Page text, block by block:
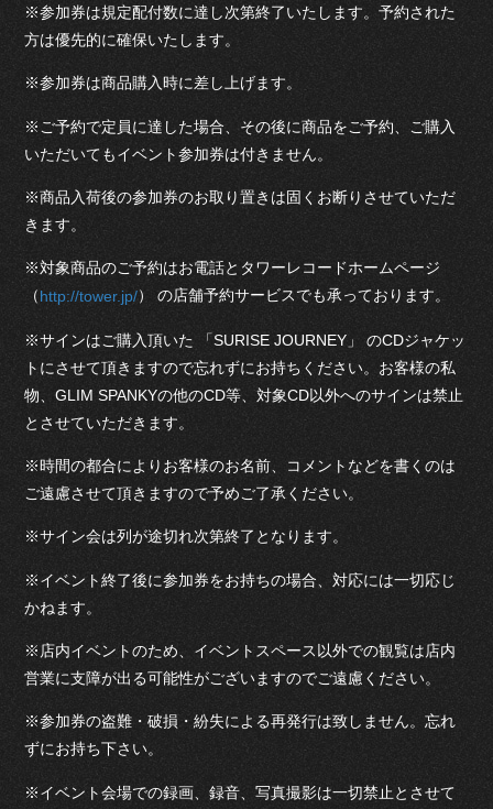
※参加券は規定配付数に達し次第終了いたします。予約された
方は優先的に確保いたします。
※参加券は商品購入時に差し上げます。
※ご予約で定員に達した場合、その後に商品をご予約、ご購入
いただいてもイベント参加券は付きません。
※商品入荷後の参加券のお取り置きは固くお断りさせていただ
きます。
※対象商品のご予約はお電話とタワーレコードホームページ
（http://tower.jp/） の店舗予約サービスでも承っております。
※サインはご購入頂いた 「SURISE JOURNEY」 のCDジャケッ
トにさせて頂きますので忘れずにお持ちください。お客様の私
物、GLIM SPANKYの他のCD等、対象CD以外へのサインは禁止
とさせていただきます。
※時間の都合によりお客様のお名前、コメントなどを書くのは
ご遠慮させて頂きますので予めご了承ください。
※サイン会は列が途切れ次第終了となります。
※イベント終了後に参加券をお持ちの場合、対応には一切応じ
かねます。
※店内イベントのため、イベントスペース以外での観覧は店内
営業に支障が出る可能性がございますのでご遠慮ください。
※参加券の盗難・破損・紛失による再発行は致しません。忘れ
ずにお持ち下さい。
※イベント会場での録画、録音、写真撮影は一切禁止とさせて